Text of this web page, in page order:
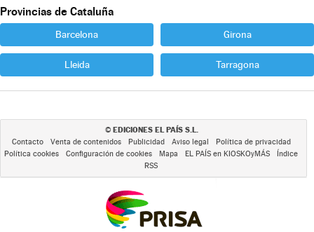
Provincias de Cataluña
Barcelona Girona
Lleida Tarragona
© EDICIONES EL PAÍS S.L.
Contacto Venta de contenidos Publicidad Aviso legal
Política de privacidad
Política cookies
Configuración de cookies Mapa EL PAÍS en KIOSKOyMÁS
Índice
RSS